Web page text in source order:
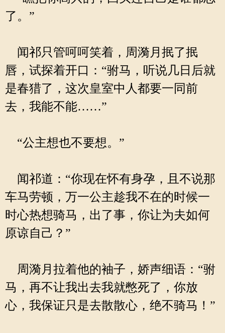
了。”
闻祁只管呵呵笑着，周漪月抿了抿
唇，试探着开口：“驸马，听说几日后就
是春猎了，这次皇室中人都要一同前
去，我能不能……”
“公主想也不要想。”
闻祁道：“你现在怀有身孕，且不说那
车马劳顿，万一公主趁我不在的时候一
时心热想骑马，出了事，你让为夫如何
原谅自己？”
周漪月拉着他的袖子，娇声细语：“驸
马，再不让我出去我就憋死了，你放
心，我保证只是去散散心，绝不骑马！”